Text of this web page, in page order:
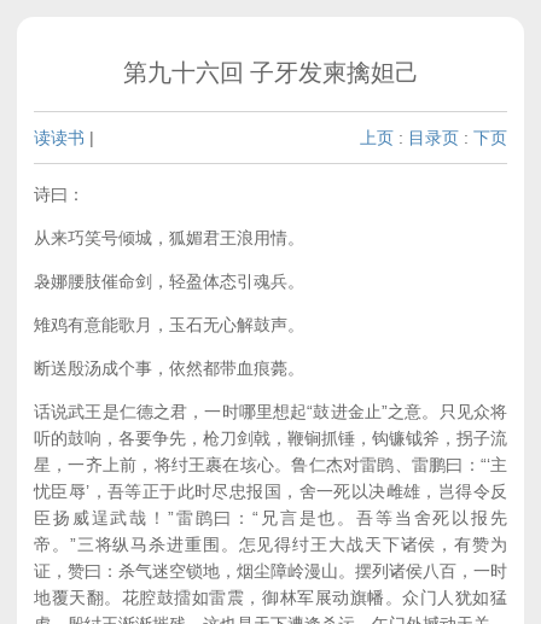
第九十六回 子牙发柬擒妲己
读读书 | 上页 : 目录页 : 下页
诗曰：
从来巧笑号倾城，狐媚君王浪用情。
袅娜腰肢催命剑，轻盈体态引魂兵。
雉鸡有意能歌月，玉石无心解鼓声。
断送殷汤成个事，依然都带血痕薨。
话说武王是仁德之君，一时哪里想起“鼓进金止”之意。只见众将
听的鼓响，各要争先，枪刀剑戟，鞭锏抓锤，钩镰钺斧，拐子流
星，一齐上前，将纣王裹在垓心。鲁仁杰对雷鹍、雷鹏曰：“‘主
忧臣辱’，吾等正于此时尽忠报国，舍一死以决雌雄，岂得令反
臣扬威逞武哉！”雷鹍曰：“兄言是也。吾等当舍死以报先
帝。”三将纵马杀进重围。怎见得纣王大战天下诸侯，有赞为
证，赞曰：杀气迷空锁地，烟尘障岭漫山。摆列诸侯八百，一时
地覆天翻。花腔鼓擂如雷震，御林军展动旗幡。众门人犹如猛